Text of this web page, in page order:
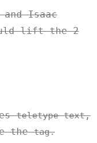
Isaac
lift the 2
teletype text,
thetag.